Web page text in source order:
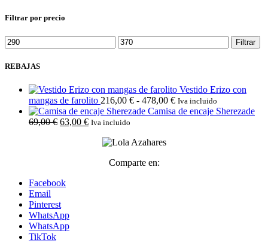
Filtrar por precio
Precio
mínimo
Precio
máximo
Filtrar
REBAJAS
Vestido Erizo con
mangas de farolito 216,00 € - 478,00 €Rango
de
Iva incluido
Camisa de encaje Sherezade
69,00€ El
63,00 €El
actual
63,00 €.
Iva incluido
Comparte en:
Facebook
Email
Pinterest
WhatsApp
WhatsApp
TikTok